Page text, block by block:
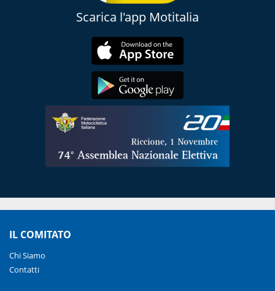
Scarica l'app Motitalia
IL COMITATO
Chi Siamo
Contatti